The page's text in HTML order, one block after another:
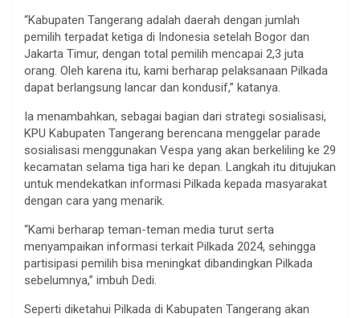
“Kabupaten Tangerang adalah daerah dengan jumlah
pemilih terpadat ketiga di Indonesia setelah Bogor dan
Jakarta Timur, dengan total pemilih mencapai 2,3 juta
orang. Oleh karena itu, kami berharap pelaksanaan Pilkada
dapat berlangsung lancar dan kondusif,” katanya.
Ia menambahkan, sebagai bagian dari strategi sosialisasi,
KPU Kabupaten Tangerang berencana menggelar parade
sosialisasi menggunakan Vespa yang akan berkeliling ke 29
kecamatan selama tiga hari ke depan. Langkah itu ditujukan
untuk mendekatkan informasi Pilkada kepada masyarakat
dengan cara yang menarik.
“Kami berharap teman-teman media turut serta
menyampaikan informasi terkait Pilkada 2024, sehingga
partisipasi pemilih bisa meningkat dibandingkan Pilkada
sebelumnya,” imbuh Dedi.
Seperti diketahui Pilkada di Kabupaten Tangerang akan